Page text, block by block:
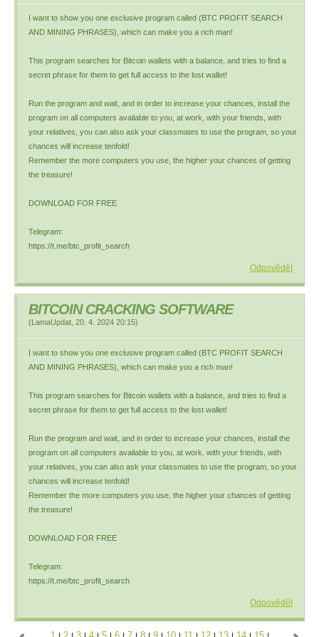
I want to show you one exclusive program called (BTC PROFIT SEARCH
AND MINING PHRASES), which can make you a rich man!
This program searches for Bitcoin wallets with a balance, and tries to find a
secret phrase for them to get full access to the lost wallet!
Run the program and wait, and in order to increase your chances, install the
program on all computers available to you, at work, with your friends, with
your relatives, you can also ask your classmates to use the program, so your
chances will increase tenfold!
Remember the more computers you use, the higher your chances of getting
the treasure!
DOWNLOAD FOR FREE
Telegram:
https://t.me/btc_profit_search
Odpovědět
BITCOIN CRACKING SOFTWARE
(LamaUpdat 20. 4. 2024 20:15)
I want to show you one exclusive program called (BTC PROFIT SEARCH
AND MINING PHRASES), which can make you a rich man!
This program searches for Bitcoin wallets with a balance, and tries to find a
secret phrase for them to get full access to the lost wallet!
Run the program and wait, and in order to increase your chances, install the
program on all computers available to you, at work, with your friends, with
your relatives, you can also ask your classmates to use the program, so your
chances will increase tenfold!
Remember the more computers you use, the higher your chances of getting
the treasure!
DOWNLOAD FOR FREE
Telegram:
https://t.me/btc_profit_search
Odpovědět